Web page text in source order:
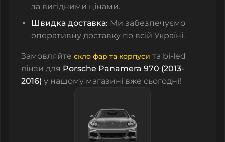
за вигідними цінами.
Швидка доставка: Ми забезпечуємо
оперативну доставку по всій Україні.
Замовляйте скло фар та корпуси та bi-led
лінзи для Porsche Panamera 970 (2013-
2016) у нашому магазині вже сьогодні!